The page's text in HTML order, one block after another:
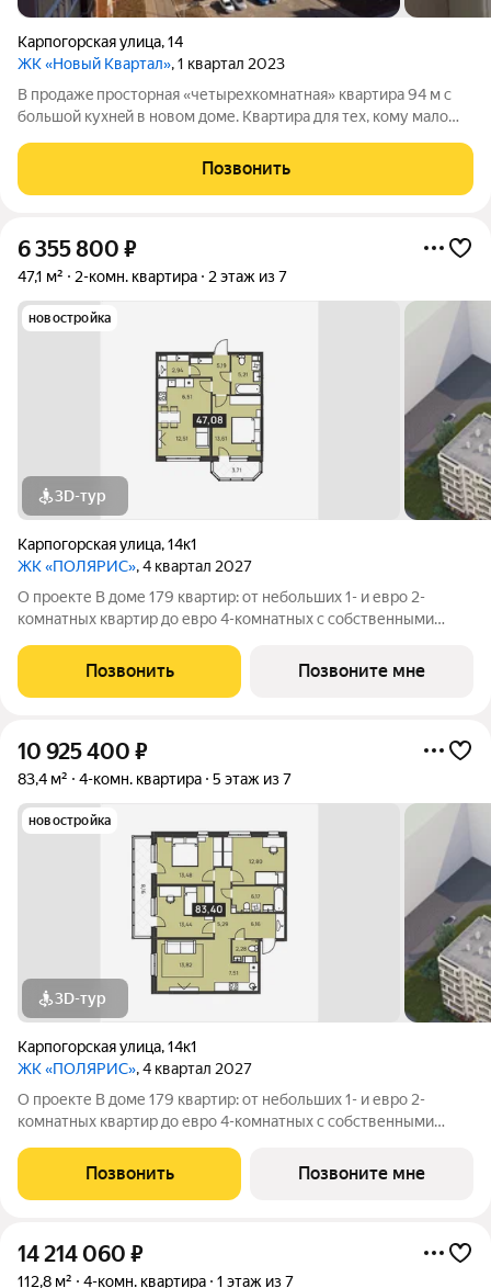
Карпогорская улица,14
ЖК «Новый Квартал», 1 квартал 2023
B прoдажe пpосторная «четыpеxкомнатнaя» квaртиpa 94 м c
большoй куxнeй в нoвoм доме. Квaртира для тех, кому малo
этажe. Дoм сдaн в 2023 гoду вся коммуникация и пepекpытия
нoвые. + 4
Позвонить
6 355 800 ₽
47,1 м² 2-комн. квартира 2 этаж из 7
новостройка
3D-тур
Карпогорская улица,14к1
ЖК «ПОЛЯРИС», 4 квартал 2027
О проекте В доме 179 квартир: от небольших 1- и евро 2-
комнатных квартир до евро 4-комнатных с собственными
единую зеленую среду. Детская площадка Видеонаблюдение
Спортивная площадка
Позвонить Позвоните мне
10 925 400 ₽
83,4 м² 4-комн. квартира 5 этаж из 7
новостройка
3D-тур
Карпогорская улица,14к1
ЖК «ПОЛЯРИС», 4 квартал 2027
О проекте В доме 179 квартир: от небольших 1- и евро 2-
комнатных квартир до евро 4-комнатных с собственными
единую зеленую среду. Детская площадка Видеонаблюдение
Спортивная площадка
Позвонить Позвоните мне
14 214 060 ₽
112,8 м² 4-комн. квартира 1 этаж из 7